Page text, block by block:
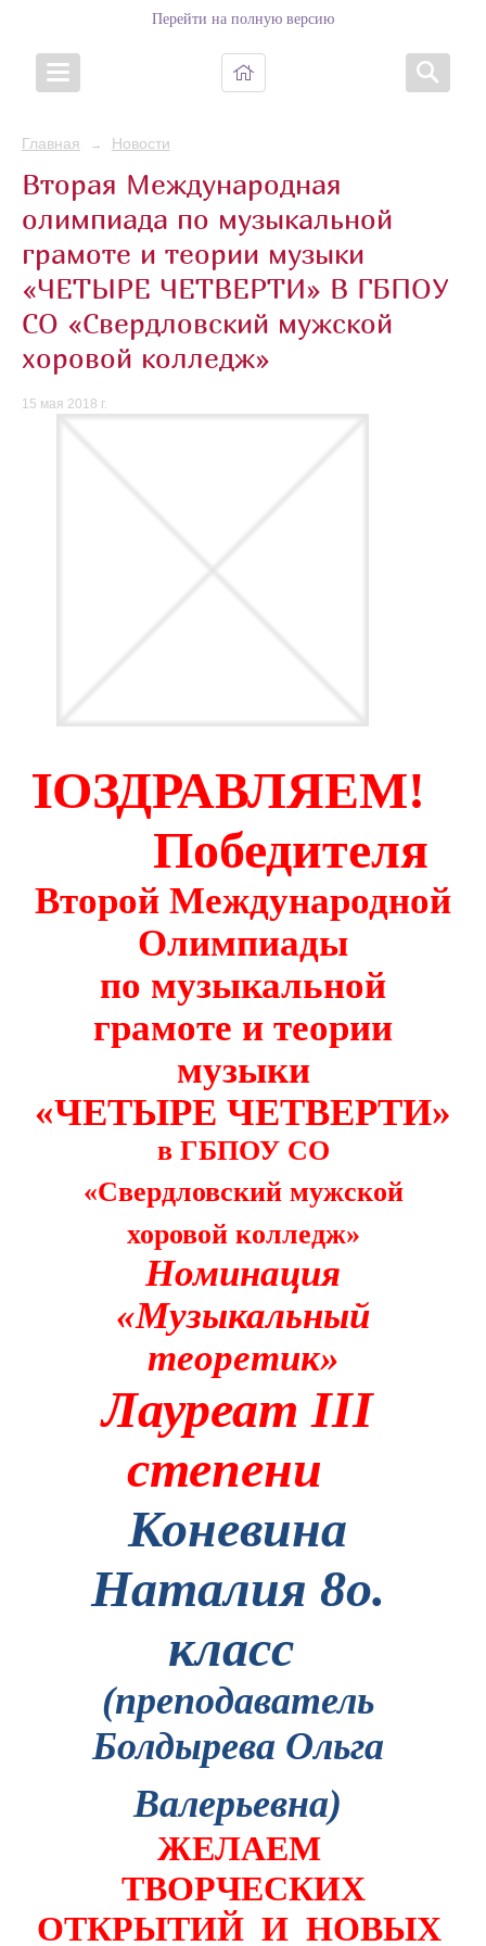
Перейти на полную версию
Главная → Новости
Вторая Международная
олимпиада по музыкальной
грамоте и теории музыки
«ЧЕТЫРЕ ЧЕТВЕРТИ» В ГБПОУ
СО «Свердловский мужской
хоровой колледж»
15 мая 2018 г.
ПОЗДРАВЛЯЕМ!
Победителя
Второй Международной
Олимпиады
по музыкальной
грамоте и теории
музыки
«ЧЕТЫРЕ ЧЕТВЕРТИ»
в ГБПОУ СО
«Свердловский мужской
хоровой колледж»
Номинация
«Музыкальный
теоретик»
ЛауреатIII
степени
Коневина
Наталия 8о.
класс
(преподаватель
Болдырева Ольга
Валерьевна)
ЖЕЛАЕМ
ТВОРЧЕСКИХ
ОТКРЫТИЙ И НОВЫХ